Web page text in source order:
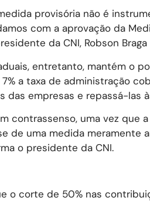
provisória não é
com a aprovação da
da CNI, Robson
entretanto, mantém o
a taxa de administração
das empresas e repassá-las
contrassenso, uma vez que
de uma medida meramente
o presidente da CNI.
o corte de 50% nas